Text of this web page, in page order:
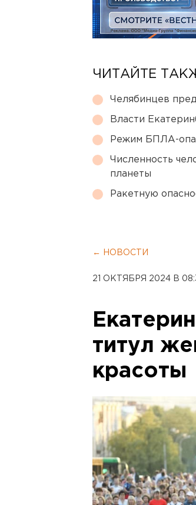
ЧИТАЙТЕ
Челябинцев
Власти
Режим БПЛА-
Численность
планеты
Ракетную
← НОВОСТИ
21 ОКТЯБРЯ 2024 В
титул
красоты